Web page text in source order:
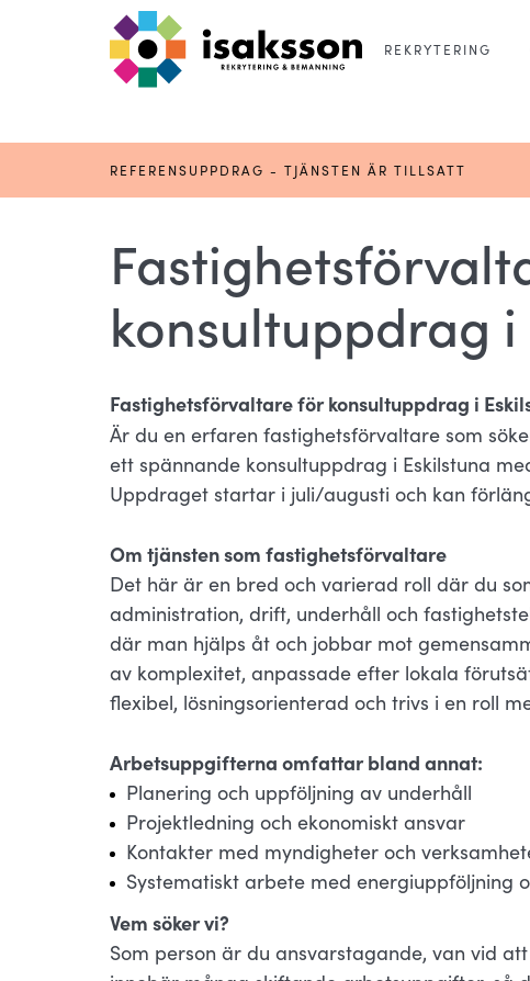
REKRYTERING
REFERENSUPPDRAG - TJÄNSTEN ÄR TILLSATT
konsultuppdrag i
Fastighetsförvaltare för konsultuppdrag i
Är du en erfaren fastighetsförvaltare som
ett spännande konsultuppdrag i Eskilstuna
Uppdraget startar i juli/augusti och kan
Om tjänsten som fastighetsförvaltare
Det här är en bred och varierad roll där du
administration, drift, underhåll och
där man hjälps åt och jobbar mot
av komplexitet, anpassade efter lokala
flexibel, lösningsorienterad och trivs i en roll
Arbetsuppgifterna omfattar bland annat:
Planering och uppföljning av underhåll
Projektledning och ekonomiskt ansvar
Kontakter med myndigheter och
Systematiskt arbete med energiuppföljning
Vem söker vi?
Som person är du ansvarstagande, van vid